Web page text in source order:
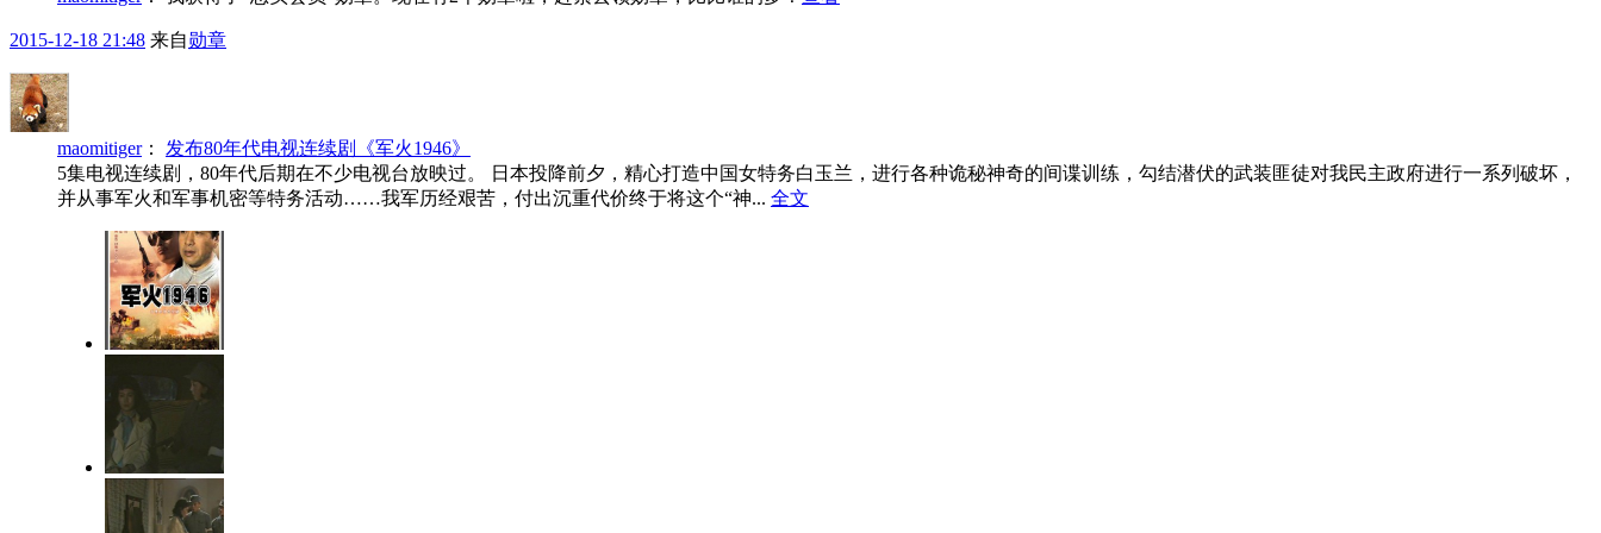
2015-12-18 21:48 来自勋章
maomitiger： 发布80年代电视连续剧《军火1946》
5集电视连续剧，80年代后期在不少电视台放映过。 日本投降前夕，精心打造中国女特务白玉兰，进行各种诡秘神奇的间谍训练，勾结潜伏的武装匪徒对我民主政府进行一系列破坏，
并从事军火和军事机密等特务活动……我军历经艰苦，付出沉重代价终于将这个“神... 全文